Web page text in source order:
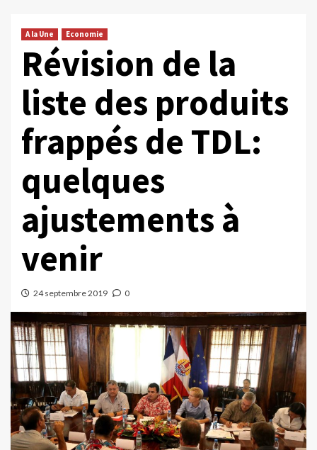
A la Une Economie
Révision de la
liste des produits
frappés de TDL:
quelques
ajustements à
venir
24 septembre 2019 0